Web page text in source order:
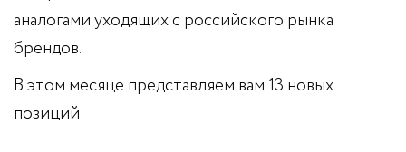
аналогами уходящих с российского рынка
брендов.
В этом месяце представляем вам 13 новых
позиций: